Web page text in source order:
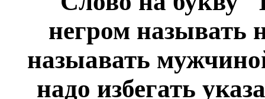
негром называть
назыавать
надо избегать